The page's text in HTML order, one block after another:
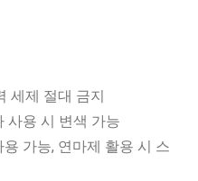
세제 절대 금지
사용 시 변색 가능
가능, 연마제 활용 시 스